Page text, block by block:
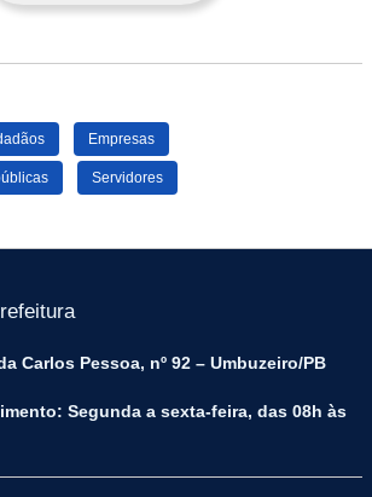
Empresas
Servidores
Carlos Pessoa, nº 92 – Umbuzeiro/PB
Segunda a sexta-feira, das 08h às